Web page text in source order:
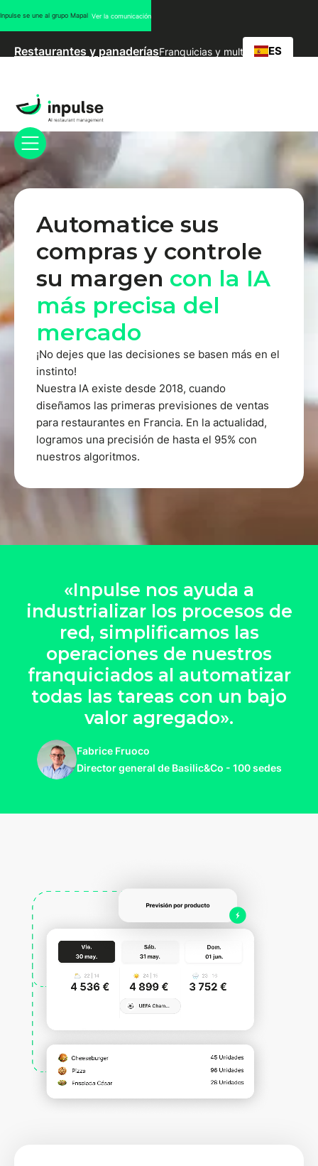
Inpulse se une al grupo Mapal Ver la comunicación
Restaurantes y panaderíasFranquicias y multimarcas
ES
Automatice sus
compras y controle
su margen con la IA
más precisa del
mercado
¡No dejes que las decisiones se basen más en el
instinto!
Nuestra IA existe desde 2018, cuando
diseñamos las primeras previsiones de ventas
para restaurantes en Francia. En la actualidad,
logramos una precisión de hasta el 95% con
nuestros algoritmos.
«Inpulse nos ayuda a
industrializar los procesos de
red, simplificamos las
operaciones de nuestros
franquiciados al automatizar
todas las tareas con un bajo
valor agregado».
Fabrice Fruoco
Director general de Basilic&Co - 100 sedes